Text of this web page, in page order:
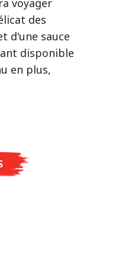
: le vrai
le plaisir du
: acidulé et
avec Spicy
chez
voyager
des
d'une sauce
disponible
en plus,
et
aux arômes
gustative